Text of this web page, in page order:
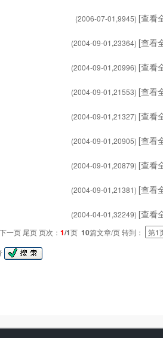
(2006-07-01,9945) [查看
(2004-09-01,23364) [查看
(2004-09-01,20996) [查看
(2004-09-01,21553) [查看
(2004-09-01,21327) [查看
(2004-09-01,20905) [查看
(2004-09-01,20879) [查看
(2004-09-01,21381) [查看
(2004-04-01,32249) [查看
一页 尾页 页次： 1/1页 10篇文章/页 转到：